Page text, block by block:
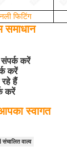
फिटिंग
समाधान
करें
करें
हैं
करें
स्वागत
वाल्व